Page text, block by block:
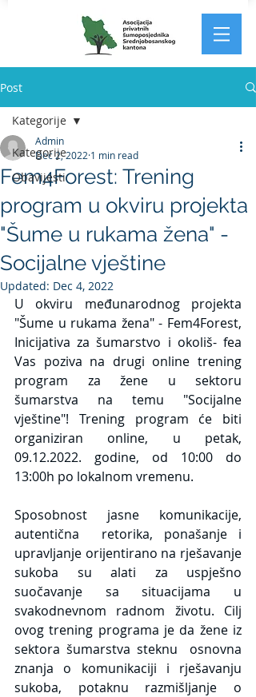
Post
Kategorije
Obavijesti
Kategorije
Fem4Forest: Trening
program u okviru projekta
"Šume u rukama žena" -
Socijalne vještine
Admin
Dec 2, 2022 1 min read
Updated: Dec 4, 2022
U okviru međunarodnog projekta
"Šume u rukama žena" - Fem4Forest,
Inicijativa za šumarstvo i okoliš- fea
Vas poziva na drugi online trening
program za žene u sektoru
šumarstva na temu "Socijalne
vještine"! Trening program će biti
organiziran online, u petak,
09.12.2022. godine, od 10:00 do
13:00h po lokalnom vremenu.
Sposobnost  jasne  komunikacije,
autentična  retorika, ponašanje i
upravljanje orijentirano na rješavanje
sukoba su alati za uspješno
suočavanje sa situacijama u
svakodnevnom radnom životu. Cilj
ovog trening programa je da žene iz
sektora šumarstva steknu  osnovna
znanja  o  komunikaciji  i  rješavanju
sukoba, potaknu razmišljanje o